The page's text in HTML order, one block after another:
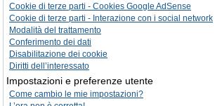
Cookie di terze parti - Cookies Google AdSense
Cookie di terze parti - Interazione con i social network
Modalità del trattamento
Conferimento dei dati
Disabilitazione dei cookie
Diritti dell’interessato
Impostazioni e preferenze utente
Come cambio le mie impostazioni?